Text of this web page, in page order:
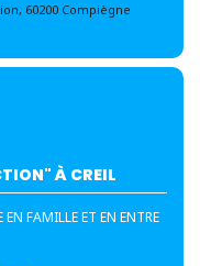
60200 Compiègne
À CREIL
EN FAMILLE ET EN ENTRE